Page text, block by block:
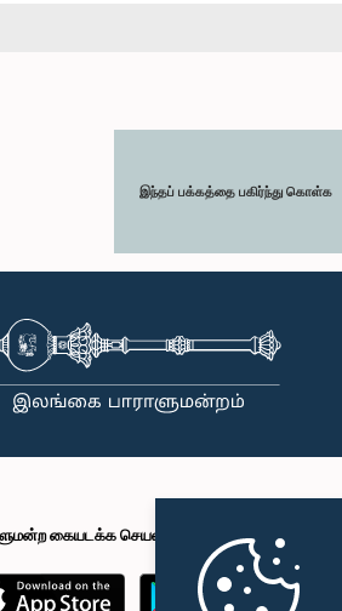
இந்தப் பக்கத்தை பகிர்ந்து கொள்க
கையடக்க செயலி